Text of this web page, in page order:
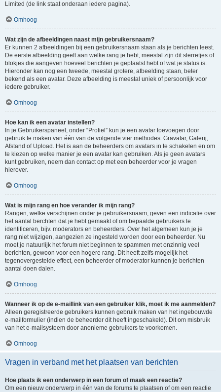
Limited (de link staat onderaan iedere pagina).
Omhoog
Wat zijn de afbeeldingen naast mijn gebruikersnaam?
Er kunnen 2 afbeeldingen bij een gebruikersnaam staan als je berichten leest.
De eerste afbeelding geeft aan welke rang je hebt, meestal zijn dit sterretjes of
blokjes die aangeven hoeveel berichten je geplaatst hebt of wat je status is.
Hieronder kan nog een tweede, meestal grotere, afbeelding staan, beter
bekend als een avatar. Deze afbeelding is meestal uniek of persoonlijk voor
iedere gebruiker.
Omhoog
Hoe kan ik een avatar instellen?
In je Gebruikerspaneel, onder “Profiel” kun je een avatar toevoegen door
gebruik te maken van één van de volgende vier methodes: Gravatar, Galerij,
Afstand of Upload. Het is aan de beheerders om avatars in te schakelen en om
te kiezen op welke manier je een avatar kan gebruiken. Als je geen avatars
kunt gebruiken, neem dan contact op met een beheerder voor je vragen
hierover.
Omhoog
Wat is mijn rang en hoe verander ik mijn rang?
Rangen, welke verschijnen onder je gebruikersnaam, geven een indicatie over
het aantal berchten dat je hebt gemaakt of om bepaalde gebruikers te
identificeren, bijv. moderators en beheerders. Over het algemeen kun je je
rang niet wijzigen, aangezien ze ingesteld worden door een beheerder. Nu
moet je natuurlijk het forum niet beginnen te spammen met onzinnig veel
berichten, gewoon voor een hogere rang. Dit heeft zelfs mogelijk het
tegenovergestelde effect, een beheerder of moderator kunnen je berichten
aantal doen dalen.
Omhoog
Wanneer ik op de e-maillink van een gebruiker klik, moet ik me aanmelden?
Alleen geregistreerde gebruikers kunnen gebruik maken van het ingebouwde
e-mailformulier (indien de beheerder dit heeft ingeschakeld). Dit om misbruik
van het e-mailsysteem door anonieme gebruikers te voorkomen.
Omhoog
Vragen in verband met het plaatsen van berichten
Hoe plaats ik een onderwerp in een forum of maak een reactie?
Om een nieuw onderwerp in één van de forums te plaatsen of om een reactie